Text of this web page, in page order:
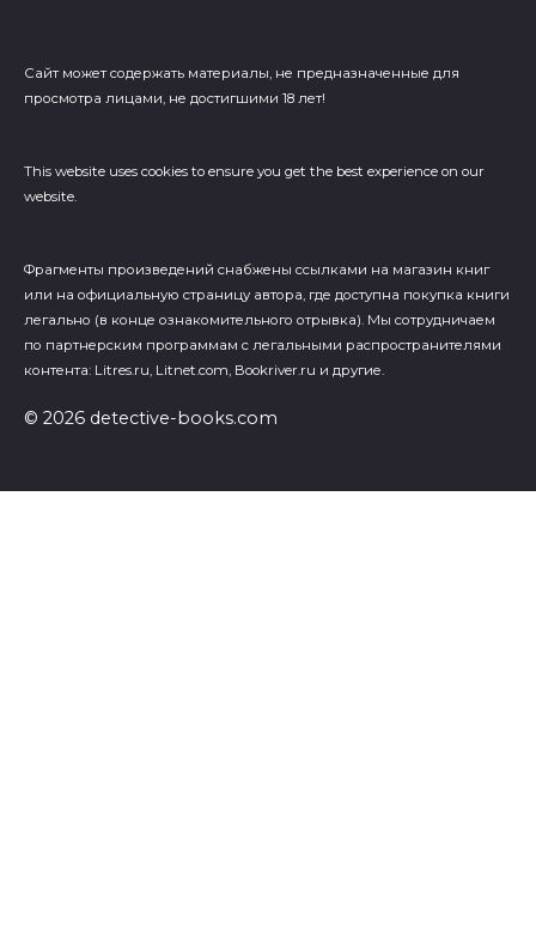
Сайт может содержать материалы, не предназначенные для
просмотра лицами, не достигшими 18 лет!
This website uses cookies to ensure you get the best experience on our
website.
Фрагменты произведений cнабжены ссылками на магазин книг
или на официальную страницу автора, где доступна покупка книги
легально (в конце ознакомительного отрывка). Мы сотрудничаем
по партнерским программам с легальными распространителями
контента: Litres.ru, Litnet.com, Bookriver.ru и другие.
© 2026 detective-books.com